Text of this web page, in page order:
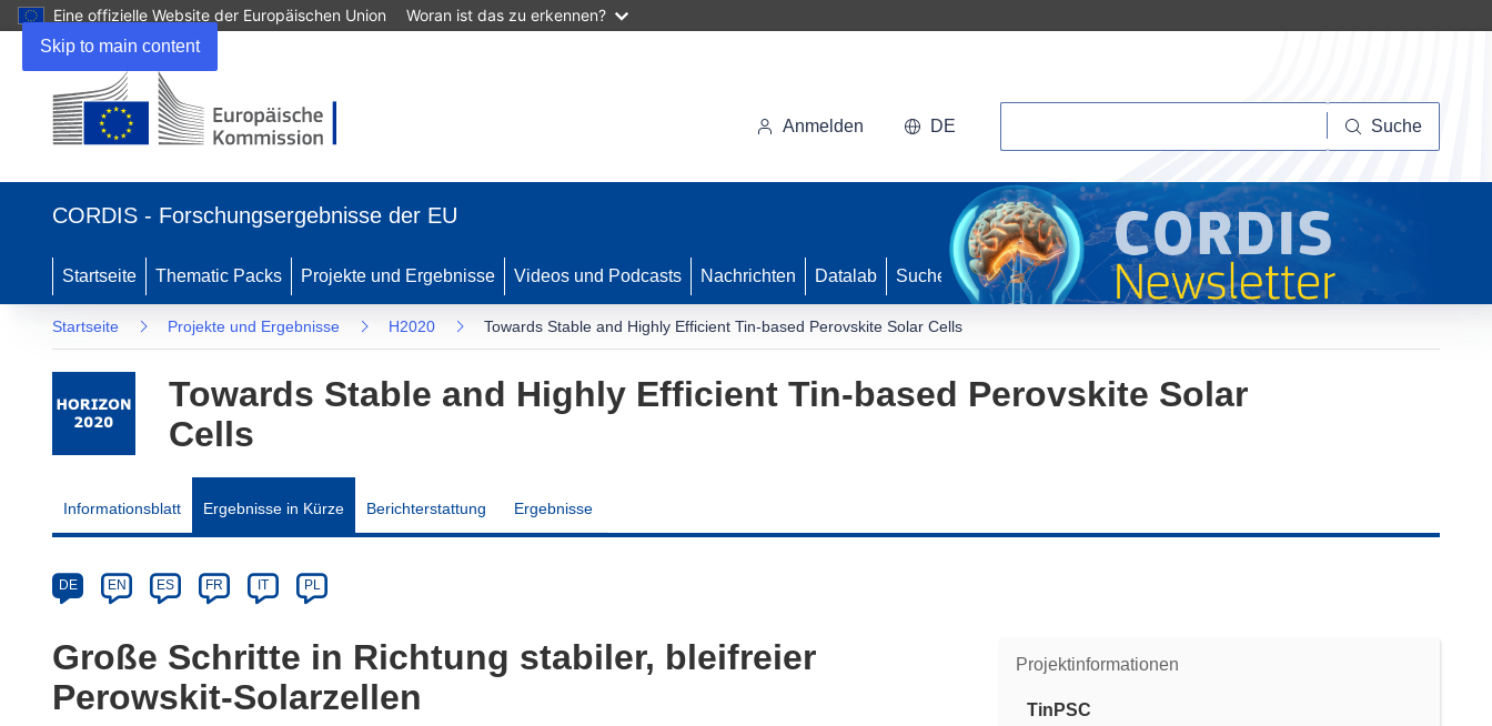
Skip to main content
Eine offizielle Website der Europäischen Union Woran ist das zu erkennen?
neuem
Anmelden DE Suche
CORDIS - Forschungsergebnisse der EU
Startseite Thematic Packs Projekte und Ergebnisse Videos und Podcasts Nachrichten Datalab Suche
Startseite Projekte und Ergebnisse H2020 Towards Stable and Highly Efficient Tin-based Perovskite Solar Cells
Towards Stable and Highly Efficient Tin-based Perovskite Solar
Cells
Informationsblatt Ergebnisse in Kürze Berichterstattung Ergebnisse
Category
Article
available
the
following
languages:
DE EN ES FR IT PL
Große Schritte in Richtung stabiler, bleifreier
Perowskit-Solarzellen
Projektinformationen
TinPSC